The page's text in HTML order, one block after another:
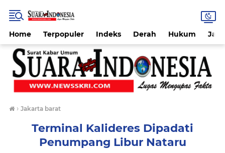
Home Terpopuler Indeks Derah Hukum
› Jakarta barat
Terminal Kalideres Dipadati
Penumpang Libur Nataru